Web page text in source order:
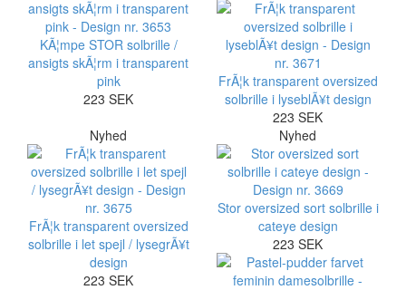
KÃ¦mpe STOR solbrille /
ansigts skÃ¦rm i transparent
pink
223 SEK
FrÃ¦k transparent oversized
solbrille i lyseblÃ¥t design
223 SEK
Nyhed
FrÃ¦k transparent oversized
solbrille i let spejl / lysegrÃ¥t
design
223 SEK
Nyhed
Stor oversized sort solbrille i
cateye design
223 SEK